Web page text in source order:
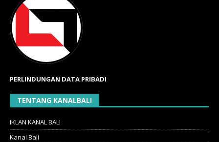
PERLINDUNGAN DATA PRIBADI
TENTANG KANALBALI
IKLAN KANAL BALI
Kanal Bali